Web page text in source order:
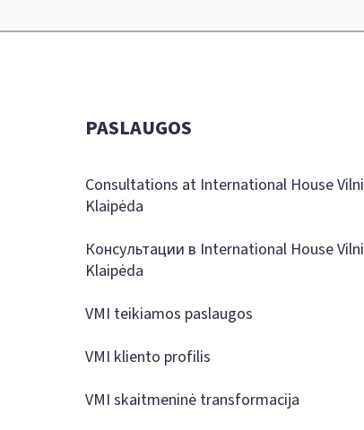
PASLAUGOS
Consultations at International House
Klaipėda
Консультации в International House
Klaipėda
VMI teikiamos paslaugos
VMI kliento profilis
VMI skaitmeninė transformacija